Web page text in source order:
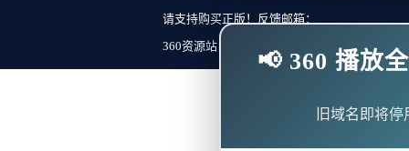
请支持购买正版！反馈邮箱：
360资源站 Copyright ©2018-2023 All Rights
📢 360 播放
旧域名即将